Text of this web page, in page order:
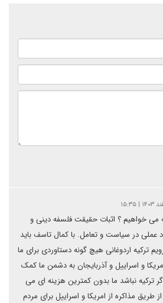
می خواهیم ؟ اثبات حقیقت فلسفه دینی و
عملی در سیاست و تعامل. با کمال تاسف باید
ترکیه اردوغانی هیچ گونه دستاوردی برای ما
و اسراییل و آذربایجان به دشمن ما کمک
ترکیه نباشد ما بدون کمترین هزینه ای می
طریق مذاکره از امریکا و اسراییل برای مردم